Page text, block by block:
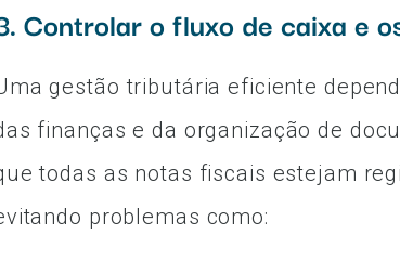
Controlar o fluxo de caixa e
gestão tributária eficiente
finanças e da organização de
todas as notas fiscais estejam
problemas como: